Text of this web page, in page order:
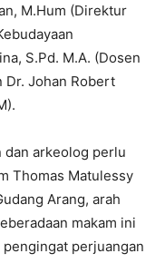
M.Hum (Direktur
S.Pd. M.A. (Dosen
Dr. Johan Robert
dan arkeolog perlu
Thomas Matulessy
Arang, arah
makam ini
perjuangan